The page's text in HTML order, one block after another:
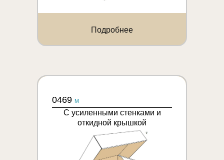
Подробнее
0469 M
С усиленными стенками и
откидной крышкой